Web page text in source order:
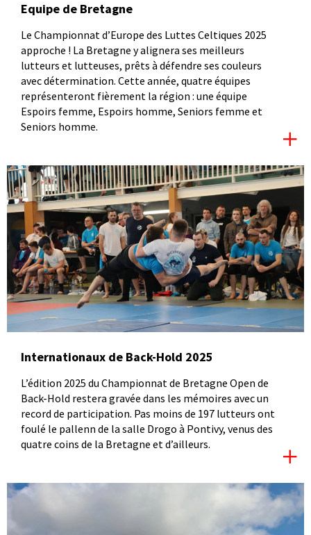
Equipe de Bretagne
Le Championnat d’Europe des Luttes Celtiques 2025
approche ! La Bretagne y alignera ses meilleurs
lutteurs et lutteuses, prêts à défendre ses couleurs
avec détermination. Cette année, quatre équipes
représenteront fièrement la région : une équipe
Espoirs femme, Espoirs homme, Seniors femme et
Seniors homme.
Internationaux de Back-Hold 2025
L’édition 2025 du Championnat de Bretagne Open de
Back-Hold restera gravée dans les mémoires avec un
record de participation. Pas moins de 197 lutteurs ont
foulé le pallenn de la salle Drogo à Pontivy, venus des
quatre coins de la Bretagne et d’ailleurs.